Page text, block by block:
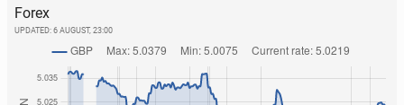
Forex
UPDATED: 6 AUGUST, 23:00